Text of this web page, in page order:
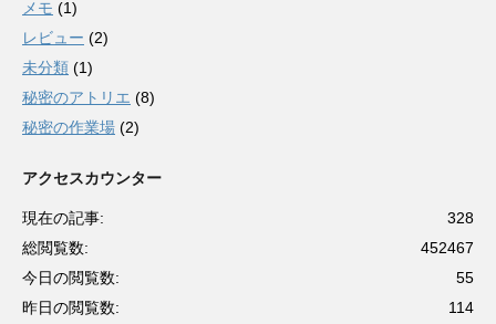
メモ (1)
レビュー (2)
未分類 (1)
秘密のアトリエ (8)
秘密の作業場 (2)
アクセスカウンター
328
現在の記事:
452467
総閲覧数:
55
今日の閲覧数:
114
昨日の閲覧数: